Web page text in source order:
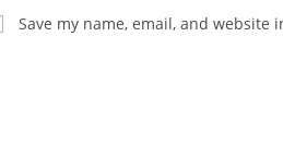
Save my name, email, and